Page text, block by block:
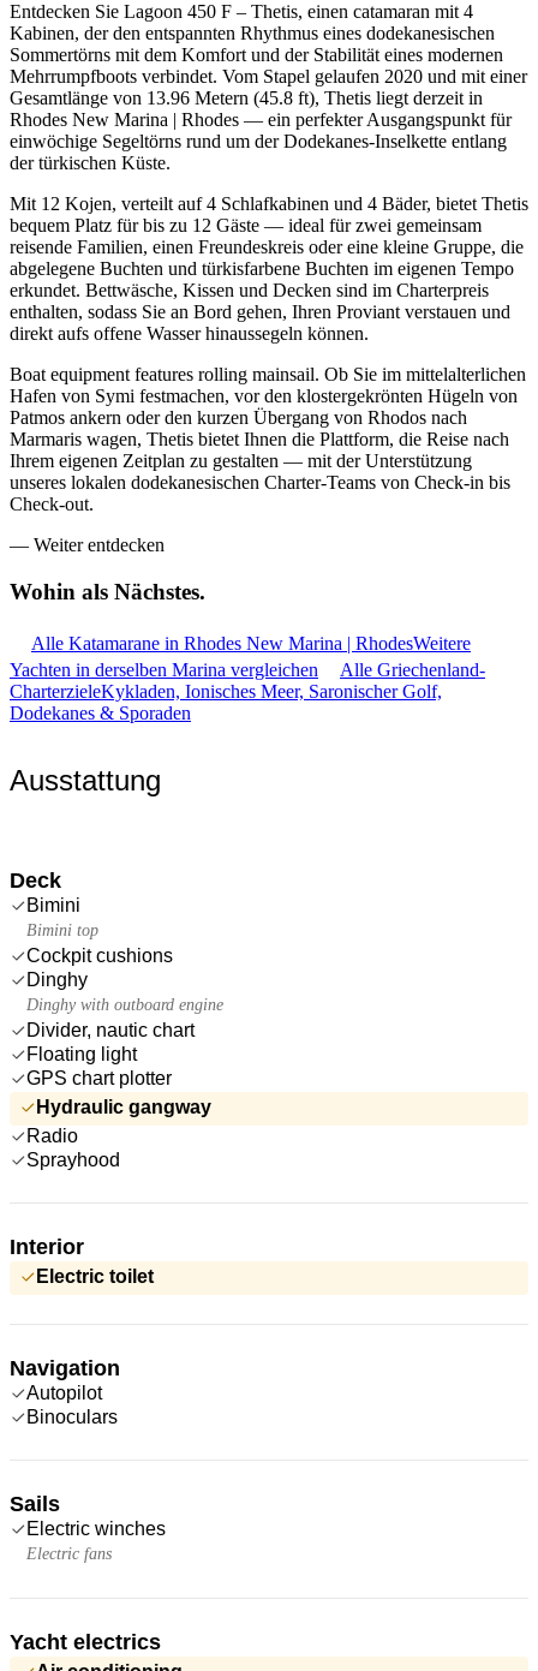
Entdecken Sie Lagoon 450 F – Thetis, einen catamaran mit 4
Kabinen, der den entspannten Rhythmus eines dodekanesischen
Sommertörns mit dem Komfort und der Stabilität eines modernen
Mehrrumpfboots verbindet. Vom Stapel gelaufen 2020 und mit einer
Gesamtlänge von 13.96 Metern (45.8 ft), Thetis liegt derzeit in
Rhodes New Marina | Rhodes — ein perfekter Ausgangspunkt für
einwöchige Segeltörns rund um der Dodekanes-Inselkette entlang
der türkischen Küste.
Mit 12 Kojen, verteilt auf 4 Schlafkabinen und 4 Bäder, bietet Thetis
bequem Platz für bis zu 12 Gäste — ideal für zwei gemeinsam
reisende Familien, einen Freundeskreis oder eine kleine Gruppe, die
abgelegene Buchten und türkisfarbene Buchten im eigenen Tempo
erkundet. Bettwäsche, Kissen und Decken sind im Charterpreis
enthalten, sodass Sie an Bord gehen, Ihren Proviant verstauen und
direkt aufs offene Wasser hinaussegeln können.
Boat equipment features rolling mainsail. Ob Sie im mittelalterlichen
Hafen von Symi festmachen, vor den klostergekrönten Hügeln von
Patmos ankern oder den kurzen Übergang von Rhodos nach
Marmaris wagen, Thetis bietet Ihnen die Plattform, die Reise nach
Ihrem eigenen Zeitplan zu gestalten — mit der Unterstützung
unseres lokalen dodekanesischen Charter-Teams von Check-in bis
Check-out.
— Weiter entdecken
Wohin als Nächstes.
Alle Katamarane in Rhodes New Marina | RhodesWeitere
Yachten in derselben Marina vergleichen
Alle Griechenland-
CharterzieleKykladen, Ionisches Meer, Saronischer Golf,
Dodekanes & Sporaden
Ausstattung
Deck
Bimini
Bimini top
Cockpit cushions
Dinghy
Dinghy with outboard engine
Divider, nautic chart
Floating light
GPS chart plotter
Hydraulic gangway
Radio
Sprayhood
Interior
Electric toilet
Navigation
Autopilot
Binoculars
Sails
Electric winches
Electric fans
Yacht electrics